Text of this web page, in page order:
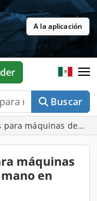
A la aplicación
Buscar
para máquinas de
máquinas
en